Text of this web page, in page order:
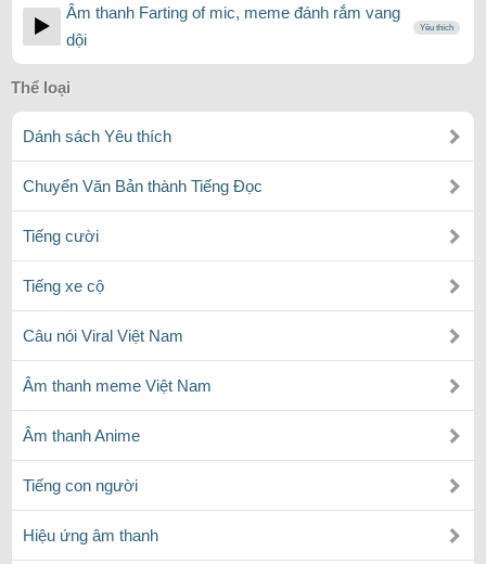
Âm thanh Farting of mic, meme đánh rắm vang
dội
Yêu thích
Thể loại
Dánh sách Yêu thích
Chuyển Văn Bản thành Tiếng Đọc
Tiếng cười
Tiếng xe cộ
Câu nói Viral Việt Nam
Âm thanh meme Việt Nam
Âm thanh Anime
Tiếng con người
Hiệu ứng âm thanh